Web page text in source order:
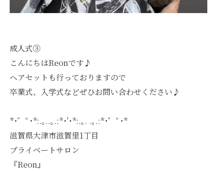
成人式③
こんにちはReonです♪
ヘアセットも行っておりますので
卒業式、入学式などぜひお問い合わせください♪
*･゜ﾟ･*:.｡..｡.:*･'･*:.｡. .｡.:*･゜ﾟ･*
滋賀県大津市滋賀里1丁目
プライベートサロン
『Reon』